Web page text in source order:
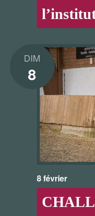
DIM
8
8 février